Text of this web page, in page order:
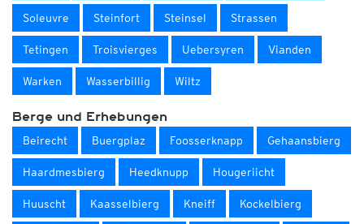
Soleuvre Steinfort Steinsel Strassen
Tetingen Troisvierges Uebersyren Vianden
Warken Wasserbillig Wiltz
Berge und Erhebungen
Beirecht Buergplaz Foosserknapp Gehaansbierg
Haardmesbierg Heedknupp Hougeriicht
Huuscht Kaasselbierg Kneiff Kockelbierg